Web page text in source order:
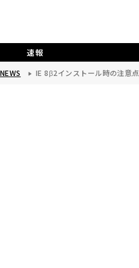
速報
IE 8β2インストール時の注意点